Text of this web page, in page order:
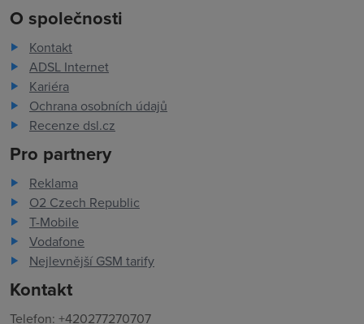
O společnosti
Kontakt
ADSL Internet
Kariéra
Ochrana osobních údajů
Recenze dsl.cz
Pro partnery
Reklama
O2 Czech Republic
T-Mobile
Vodafone
Nejlevnější GSM tarify
Kontakt
Telefon: +420277270707